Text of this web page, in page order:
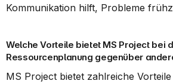
Kommunikation hilft, Probleme
Welche Vorteile bietet MS Project bei
Ressourcenplanung gegenüber
MS Project bietet zahlreiche